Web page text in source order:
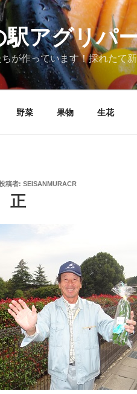
駅アグリパ
が作っています！採れたて
野菜 果物 生花
稿者: SEISANMURACR
正